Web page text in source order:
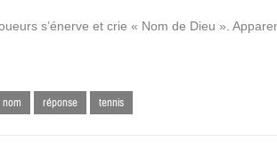
s’énerve et crie « Nom de Dieu ».
nom réponse tennis